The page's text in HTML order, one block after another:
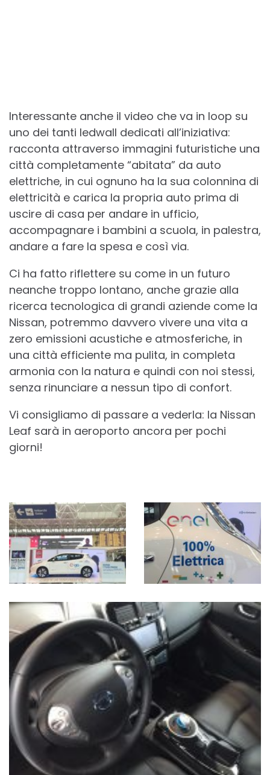
Interessante anche il video che va in loop su
uno dei tanti ledwall dedicati all’iniziativa:
racconta attraverso immagini futuristiche una
città completamente “abitata” da auto
elettriche, in cui ognuno ha la sua colonnina di
elettricità e carica la propria auto prima di
uscire di casa per andare in ufficio,
accompagnare i bambini a scuola, in palestra,
andare a fare la spesa e così via.
Ci ha fatto riflettere su come in un futuro
neanche troppo lontano, anche grazie alla
ricerca tecnologica di grandi aziende come la
Nissan, potremmo davvero vivere una vita a
zero emissioni acustiche e atmosferiche, in
una città efficiente ma pulita, in completa
armonia con la natura e quindi con noi stessi,
senza rinunciare a nessun tipo di confort.
Vi consigliamo di passare a vederla: la Nissan
Leaf sarà in aeroporto ancora per pochi
giorni!